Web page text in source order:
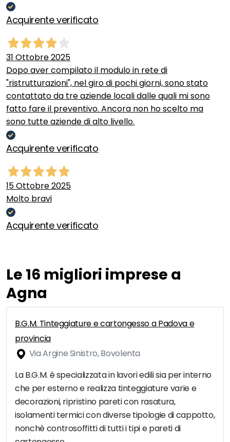
Acquirente verificato
31 Ottobre 2025
Dopo aver compilato il modulo in rete di
"ristrutturazioni", nel giro di pochi giorni, sono stato
contattato da tre aziende locali dalle quali mi sono
fatto fare il preventivo. Ancora non ho scelto ma
sono tutte aziende di alto livello.
Acquirente verificato
15 Ottobre 2025
Molto bravi
Acquirente verificato
Le 16 migliori imprese a
Agna
B.G.M. Tinteggiature e cartongesso a Padova e
provincia
Via Argine Sinistro, Bovolenta
La B.G.M. è specializzata in lavori edili sia per interno
che per esterno e realizza tinteggiature varie e
decorazioni, ripristino pareti con rasatura,
isolamenti termici con diverse tipologie di cappotto,
nonchè controsoffitti di tutti i tipi e pareti di